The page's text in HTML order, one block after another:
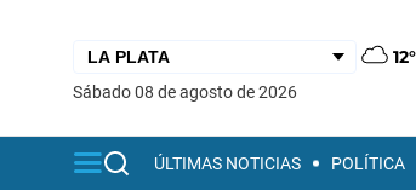
12°
sábado 08 de agosto de 2026
ÚLTIMAS NOTICIAS POLÍTICA